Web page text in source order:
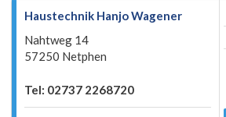
Haustechnik Hanjo Wagener
Nahtweg 14
57250 Netphen
Tel: 02737 2268720